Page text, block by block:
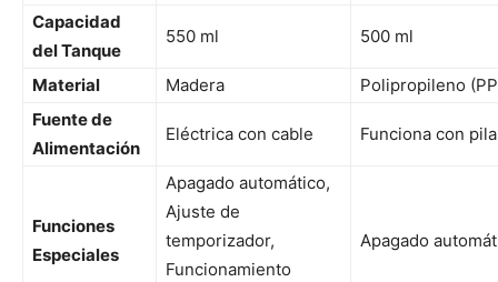
Capacidad
del Tanque
550 ml 500 ml
Material Madera
Polipropileno
Fuente de
Alimentación
Eléctrica con cable Funciona con
Funciones
Especiales
Apagado automático,
Ajuste de
temporizador,
Funcionamiento
Apagado